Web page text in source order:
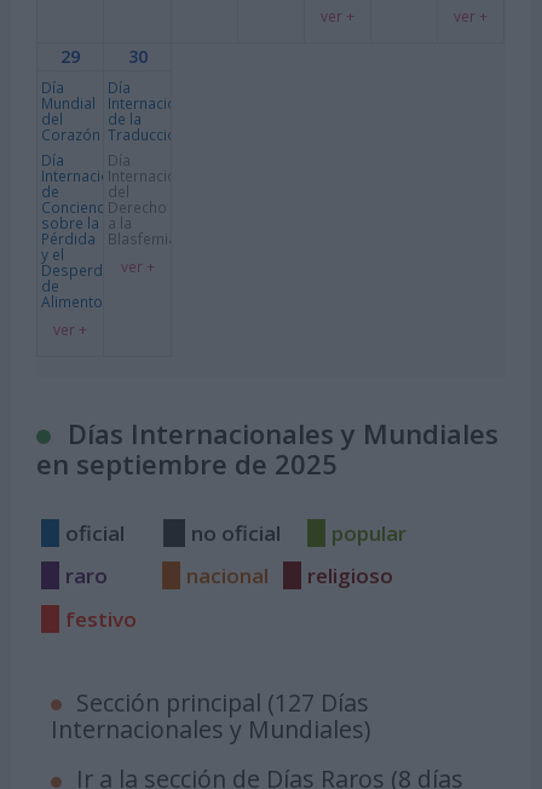
ver +
ver +
29
Día
Mundial
del
Corazón
Día
Internacional
de
Concienciación
sobre la
Pérdida
y el
Desperdicio
de
Alimentos
ver +
30
Día
Internacional
de la
Traducción
Día
Internacional
del
Derecho
a la
Blasfemia
ver +
Días Internacionales y Mundiales
en septiembre de 2025
oficial no oficial
popular
raro
nacional
religioso
festivo
Sección principal (127 Días
Internacionales y Mundiales)
Ir a la sección de Días Raros (8 días